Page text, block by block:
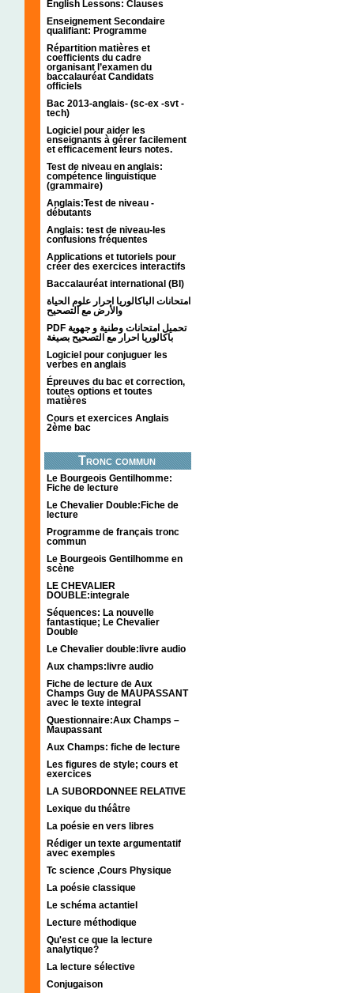
English Lessons: Clauses
Enseignement Secondaire
qualifiant: Programme
Répartition matières et
coefficients du cadre
organisant l’examen du
baccalauréat Candidats
officiels
Bac 2013-anglais- (sc-ex -svt -
tech)
Logiciel pour aider les
enseignants à gérer facilement
et efficacement leurs notes.
Test de niveau en anglais:
compétence linguistique
(grammaire)
Anglais:Test de niveau -
débutants
Anglais: test de niveau-les
confusions fréquentes
Applications et tutoriels pour
créer des exercices interactifs
Baccalauréat international (BI)
امتحانات الباكالوريا احرار علوم الحياة
والأرض مع التصحيح
PDF تحميل امتحانات وطنية و جهوية
باكالوريا احرار مع التصحيح بصيغة
Logiciel pour conjuguer les
verbes en anglais
Épreuves du bac et correction,
toutes options et toutes
matières
Cours et exercices Anglais
2ème bac
Tronc commun
Le Bourgeois Gentilhomme:
Fiche de lecture
Le Chevalier Double:Fiche de
lecture
Programme de français tronc
commun
Le Bourgeois Gentilhomme en
scène
LE CHEVALIER
DOUBLE:integrale
Séquences: La nouvelle
fantastique; Le Chevalier
Double
Le Chevalier double:livre audio
Aux champs:livre audio
Fiche de lecture de Aux
Champs Guy de MAUPASSANT
avec le texte integral
Questionnaire:Aux Champs –
Maupassant
Aux Champs: fiche de lecture
Les figures de style; cours et
exercices
LA SUBORDONNEE RELATIVE
Lexique du théâtre
La poésie en vers libres
Rédiger un texte argumentatif
avec exemples
Tc science ,Cours Physique
La poésie classique
Le schéma actantiel
Lecture méthodique
Qu'est ce que la lecture
analytique?
La lecture sélective
Conjugaison